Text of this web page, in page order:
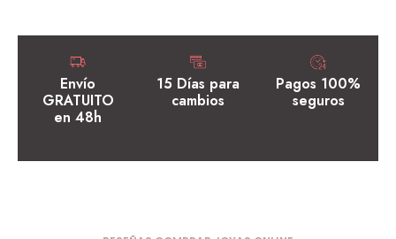
Envío
GRATUITO
en 48h
15 Días para
cambios
Pagos 100%
seguros